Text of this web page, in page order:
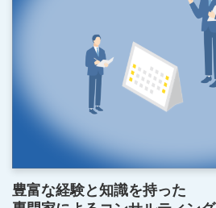
豊富な経験と知識を持った